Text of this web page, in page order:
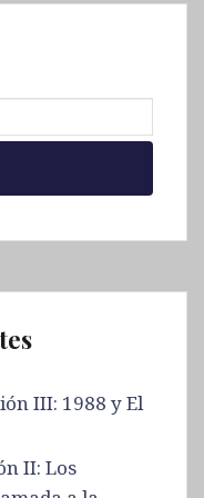
III: 1988 y El
II: Los